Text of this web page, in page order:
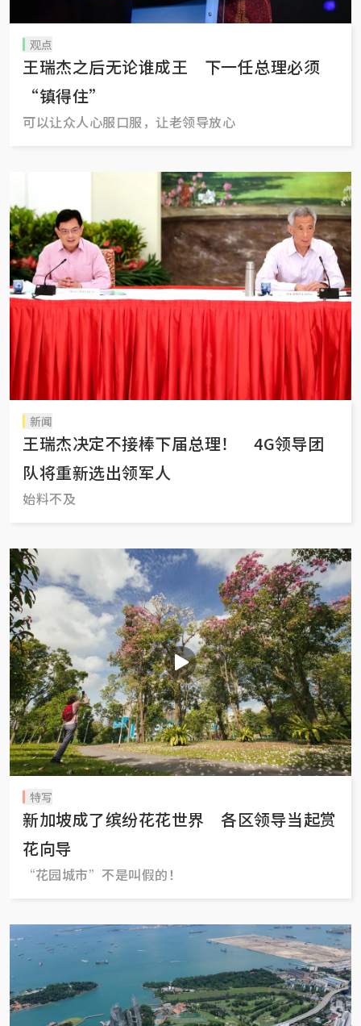
观点
王瑞杰之后无论谁成王 下一任总理必须
“镇得住”
可以让众人心服口服，让老领导放心
新闻
王瑞杰决定不接棒下届总理！ 4G领导团
队将重新选出领军人
始料不及
特写
新加坡成了缤纷花花世界 各区领导当起赏
花向导
“花园城市”不是叫假的！